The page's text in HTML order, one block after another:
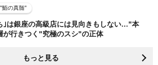
鮨の真髄"
｣は銀座の高級店には見向きもしない…"本
が行きつく"究極のスシ"の正体
もっと見る